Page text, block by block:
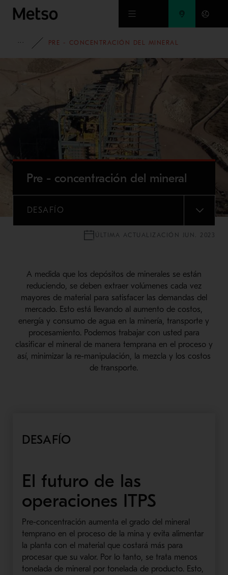
Ir al contenido principal
MINERÍA
PRE - CONCENTRACIÓN DEL MINERAL
Pre - concentración del mineral
DESAFÍO
MENU
ÚLTIMA ACTUALIZACIÓN JUN. 2023
A medida que los depósitos de minerales se están
reduciendo, se deben extraer volúmenes cada vez
mayores de material para satisfacer las demandas del
mercado. Esto está llevando al aumento de costos,
energía y consumo de agua en la minería, transporte y
procesamiento. Podemos trabajar con usted para
clasificar el mineral de manera temprana en el proceso y
así, minimizar la re-manipulación, la mezcla y los costos
de transporte.
DESAFÍO
El futuro de las
operaciones ITPS
Pre-concentración aumenta el grado del mineral
temprano en el proceso de la mina y evita alimentar
la planta con el material que costará más para
procesar que su valor. Por lo tanto, se trata menos
tonelada de mineral por tonelada de producto. Esto,